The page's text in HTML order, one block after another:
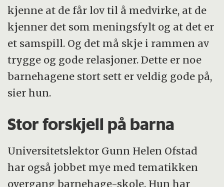
kjenne at de får lov til å medvirke, at de
kjenner det som meningsfylt og at det er
et samspill. Og det må skje i rammen av
trygge og gode relasjoner. Dette er noe
barnehagene stort sett er veldig gode på,
sier hun.
Stor forskjell på barna
Universitetslektor Gunn Helen Ofstad
har også jobbet mye med tematikken
overgang barnehage-skole. Hun har